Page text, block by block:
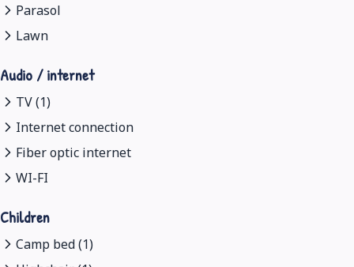
Parasol
Lawn
Audio / internet
TV (1)
Internet connection
Fiber optic internet
WI-FI
Children
Camp bed (1)